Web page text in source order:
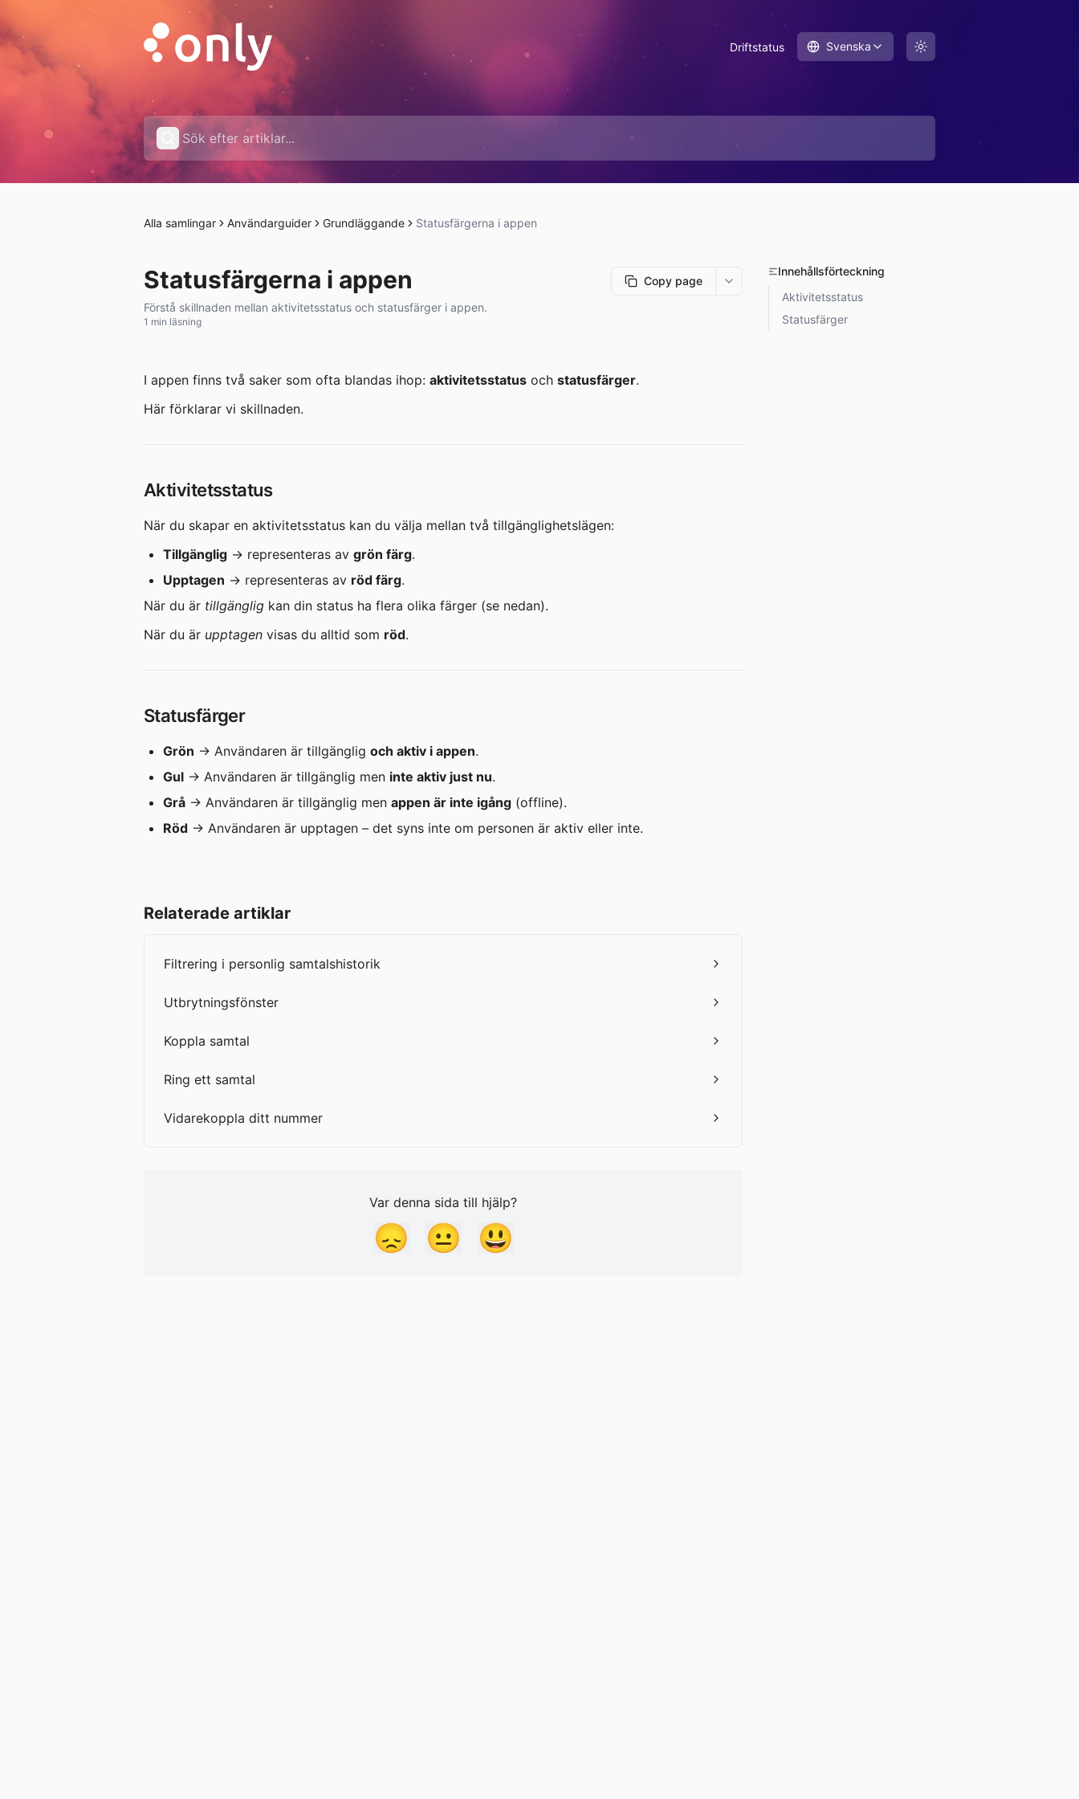
Driftstatus Svenska
Alla samlingar Användarguider Grundläggande Statusfärgerna i appen
Statusfärgerna i appen Copy page
More options
Förstå skillnaden mellan aktivitetsstatus och statusfärger i appen.
1 min läsning
I appen finns två saker som ofta blandas ihop: aktivitetsstatus och statusfärger.
Här förklarar vi skillnaden.
Aktivitetsstatus
När du skapar en aktivitetsstatus kan du välja mellan två tillgänglighetslägen:
Tillgänglig → representeras av grön färg.
Upptagen → representeras av röd färg.
När du är tillgänglig kan din status ha flera olika färger (se nedan).
När du är upptagen visas du alltid som röd.
Statusfärger
Grön → Användaren är tillgänglig och aktiv i appen.
Gul → Användaren är tillgänglig men inte aktiv just nu.
Grå → Användaren är tillgänglig men appen är inte igång (offline).
Röd → Användaren är upptagen – det syns inte om personen är aktiv eller inte.
Relaterade artiklar
Filtrering i personlig samtalshistorik
Utbrytningsfönster
Koppla samtal
Ring ett samtal
Vidarekoppla ditt nummer
Var denna sida till hjälp?
😞 😐 😃
Innehållsförteckning
Aktivitetsstatus
Statusfärger